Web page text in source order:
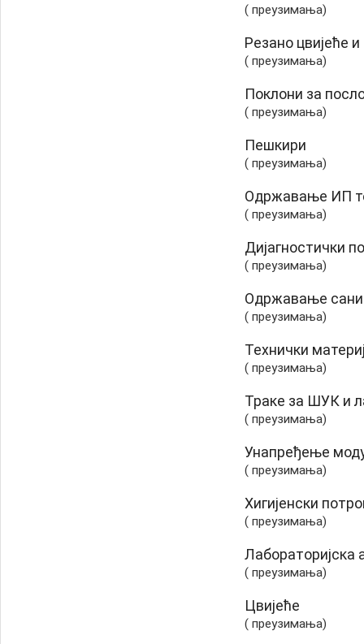
( преузимања)
Резано цвијеће
( преузимања)
Поклони за
( преузимања)
Пешкири
( преузимања)
Одржавање ИП
( преузимања)
Дијагностички
( преузимања)
Одржавање
( преузимања)
Технички
( преузимања)
Траке за ШУК и
( преузимања)
Унапређење
( преузимања)
Хигијенски
( преузимања)
Лабораторијска
( преузимања)
Цвијеће
( преузимања)